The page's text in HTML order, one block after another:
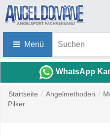
Menü
WhatsApp
Startseite / Angelmethoden /
Pilker